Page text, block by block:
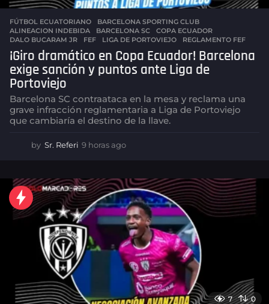
FÚTBOL ECUATORIANO ,BARCELONA SPORTING CLUB
ALINEACION INDEBIDA
,BARCELONA SC ,COPA ECUADOR
DALO BUCARAM JR
,FEF ,LIGA DE PORTOVIEJO ,REGLAMENTO FEF
¡Giro dramático en Copa Ecuador! Barcelona
exige sanción y puntos ante Liga de
Portoviejo
Barcelona SC contraataca en la mesa y reclama una
grave infracción reglamentaria a Liga de Portoviejo
que cambiaría el destino de la llave.
by Sr. Referi 9 horas ago
r
a
s
a
g
o
7 0